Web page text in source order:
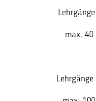
max. 40
Lehrgänge